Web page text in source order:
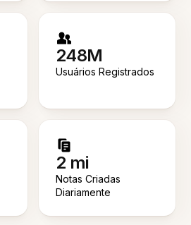
248M
Usuários Registrados
2 mi
Notas Criadas
Diariamente